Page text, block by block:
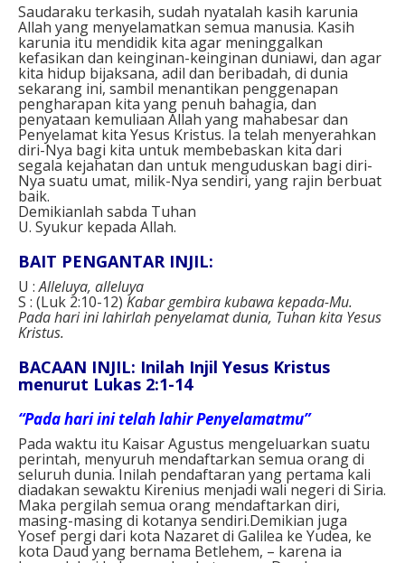
Saudaraku terkasih, sudah nyatalah kasih karunia
Allah yang menyelamatkan semua manusia. Kasih
karunia itu mendidik kita agar meninggalkan
kefasikan dan keinginan-keinginan duniawi, dan agar
kita hidup bijaksana, adil dan beribadah, di dunia
sekarang ini, sambil menantikan penggenapan
pengharapan kita yang penuh bahagia, dan
penyataan kemuliaan Allah yang mahabesar dan
Penyelamat kita Yesus Kristus. Ia telah menyerahkan
diri-Nya bagi kita untuk membebaskan kita dari
segala kejahatan dan untuk menguduskan bagi diri-
Nya suatu umat, milik-Nya sendiri, yang rajin berbuat
baik.
Demikianlah sabda Tuhan
U. Syukur kepada Allah.
BAIT PENGANTAR INJIL:
U :Alleluya, alleluya
S : (Luk 2:10-12) Kabar gembira kubawa kepada-Mu.
Pada hari ini lahirlah penyelamat dunia, Tuhan kita Yesus
Kristus.
BACAAN INJIL: Inilah Injil Yesus Kristus
menurut Lukas 2:1-14
“Pada hari ini telah lahir Penyelamatmu”
Pada waktu itu Kaisar Agustus mengeluarkan suatu
perintah, menyuruh mendaftarkan semua orang di
seluruh dunia. Inilah pendaftaran yang pertama kali
diadakan sewaktu Kirenius menjadi wali negeri di Siria.
Maka pergilah semua orang mendaftarkan diri,
masing-masing di kotanya sendiri.Demikian juga
Yosef pergi dari kota Nazaret di Galilea ke Yudea, ke
kota Daud yang bernama Betlehem, – karena ia